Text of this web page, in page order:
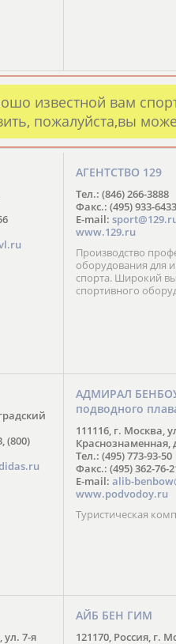
известной вам
пожалуйста,вы
АГЕНТСТВО 129
Тел.: (846) 266-3888
Факс.: (495) 933-6433
E-mail:
www.129.ru
Производство
оборудования для
спорта. Широкий
спортивного
(800)
АДМИРАЛ
подводного
111116, г. Москва,
Краснознаменная,
Тел.: (495) 773-93-50
Факс.: (495) 362-76-
E-mail: alib-
www.podvodoy.ru
Туристическая
ул. 7-я
АЙБ БЕН ГИМ
121170, Россия, г.